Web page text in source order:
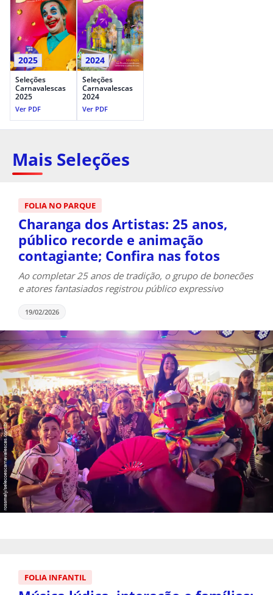
2025
Seleções
Carnavalescas
2025
Ver PDF
2024
Seleções
Carnavalescas
2024
Ver PDF
Mais Seleções
FOLIA NO PARQUE
Charanga dos Artistas: 25 anos,
público recorde e animação
contagiante; Confira nas fotos
Ao completar 25 anos de tradição, o grupo de bonecões
e atores fantasiados registrou público expressivo
19/02/2026
FOLIA INFANTIL